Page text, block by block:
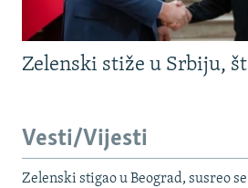
Zelenski stiže u Srbiju,
Vesti/Vijesti
Zelenski stigao u Beograd, susreo